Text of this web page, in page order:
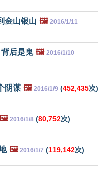
金山银山 🖼️ 2016/1/11
后是鬼 🖼️ 2016/1/10
阴谋 🖼️ 2016/1/9 (452,435次)
2016/1/8 (80,752次)
🖼️ 2016/1/7 (119,142次)